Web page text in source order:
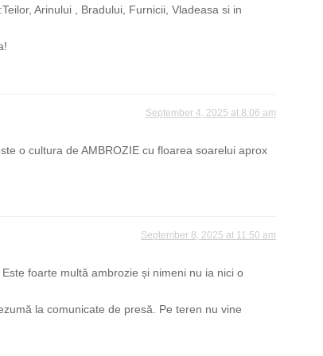
Arinului , Bradului, Furnicii, Vladeasa si in
September 4, 2025 at 8:06 am
o cultura de AMBROZIE cu floarea soarelui aprox
September 8, 2025 at 11:50 am
foarte multă ambrozie și nimeni nu ia nici o
la comunicate de presă. Pe teren nu vine